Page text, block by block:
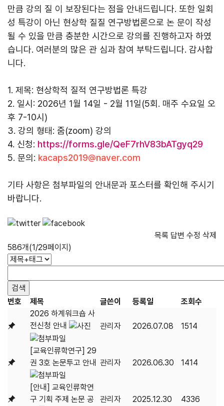
만큼 강의 질 이 보장된다는 점을 안내드립니다. 또한 일회
성 특강이 아닌 현상학 질질 연구방법론으로 논 문이 작성
될 수 있을 만큼 충분한 시간으로 강의를 진행하고자 하였
습니다. 여러분의 많은 관 심과 참여 부탁드립니다. 감사합
니다.
1. 제목: 현상학적 질적 연구방법론 특강
2. 일시: 2026년 1월 14일 - 2월 11일(5회. 매주 수요일 오
후 7-10시)
3. 강의 형태: 줌(zoom) 강의
4. 신청: https://forms.gle/QeF7rhV83bATgyq29
5. 문의: kacaps2019@naver.com
기타 사항은 첨부파일의 안내문과 포스터를 확인해 주시기
바랍니다.
목록 답변 수정 삭제
586개(1/29페이지)
번호 제목 글쓴이 등록일
조회수
2026 하계워크숍 사
전신청 안내
관리자 2026.07.08 1514
[교육인류학연구] 29
권 3호 논문투고 안내 관리자 2026.06.30 1414
[안내] 교육인류학연
구 기획 주제 논문 공
관리자 2025.12.30 4336